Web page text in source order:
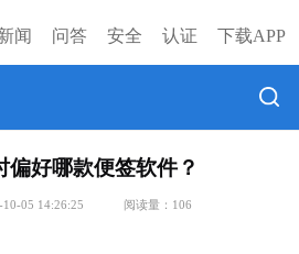
闻 问答 安全 认证 下载APP
偏好哪款便签软件？
05 14:26:25 阅读量： 106